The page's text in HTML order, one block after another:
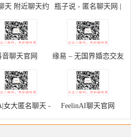
天 附近聊天约
会平台
瓶子说 - 匿名聊天网 |
真实有趣的匿名社交平
音聊天官网 缘易 – 无国界婚恋交友
聊天网
女大匿名聊天 -
交,倾诉你的心
FeelinAI聊天官网